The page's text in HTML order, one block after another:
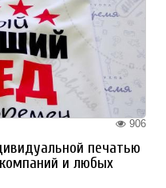
906
печатью
и любых